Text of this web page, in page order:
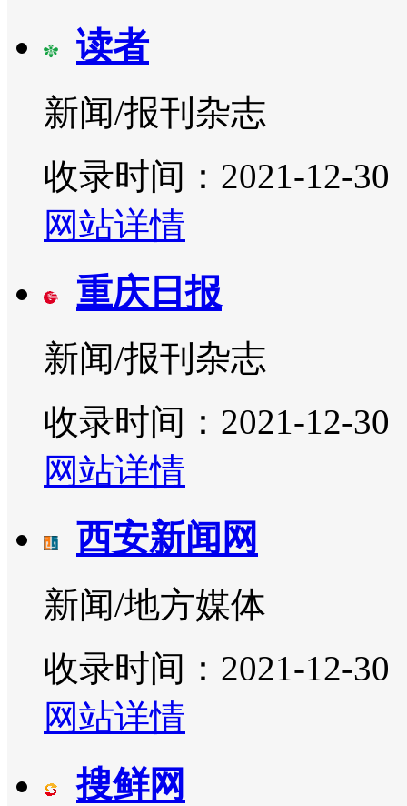
读者
新闻/报刊杂志
收录时间：2021-12-30
网站详情
重庆日报
新闻/报刊杂志
收录时间：2021-12-30
网站详情
西安新闻网
新闻/地方媒体
收录时间：2021-12-30
网站详情
搜鲜网